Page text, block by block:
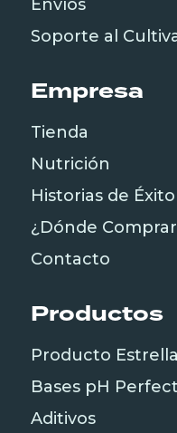
Envíos
Soporte al
Empresa
Tienda
Nutrición
Historias de Éxito
¿Dónde
Contacto
Productos
Producto Estrella
Bases pH Perfect
Aditivos